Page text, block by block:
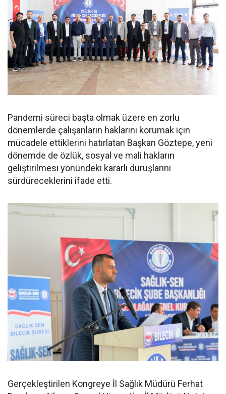
Pandemi süreci başta olmak üzere en zorlu
dönemlerde çalışanların haklarını korumak için
mücadele ettiklerini hatırlatan Başkan Göztepe, yeni
dönemde de özlük, sosyal ve mali hakların
geliştirilmesi yönündeki kararlı duruşlarını
sürdüreceklerini ifade etti.
Gerçekleştirilen Kongreye İl Sağlık Müdürü Ferhat